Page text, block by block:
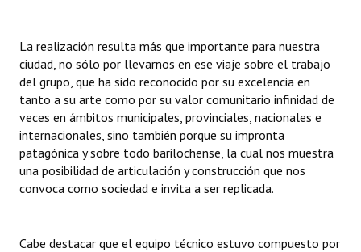
Premio al Mérito - Registro
Audiencias Públicas - Registro
Mujeres que Dejaron Huellas - Registro
Periodistas Decanos - Registro
Ciudadano Ilustre - Registro
Huéspedes de Honor - Registro
La realización resulta más que importante para nuestra
ciudad, no sólo por llevarnos en ese viaje sobre el trabajo
del grupo, que ha sido reconocido por su excelencia en
tanto a su arte como por su valor comunitario infinidad de
veces en ámbitos municipales, provinciales, nacionales e
internacionales, sino también porque su impronta
patagónica y sobre todo barilochense, la cual nos muestra
una posibilidad de articulación y construcción que nos
convoca como sociedad e invita a ser replicada.
Cabe destacar que el equipo técnico estuvo compuesto por